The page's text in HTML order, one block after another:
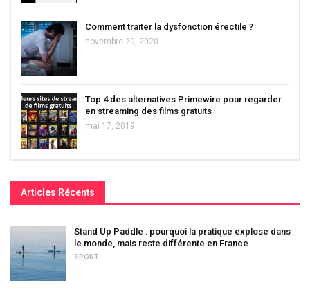
Comment traiter la dysfonction érectile ?
novembre 20, 2020
Top 4 des alternatives Primewire pour regarder
en streaming des films gratuits
mai 17, 2019
Articles Récents
Stand Up Paddle : pourquoi la pratique explose dans
le monde, mais reste différente en France
SPORT